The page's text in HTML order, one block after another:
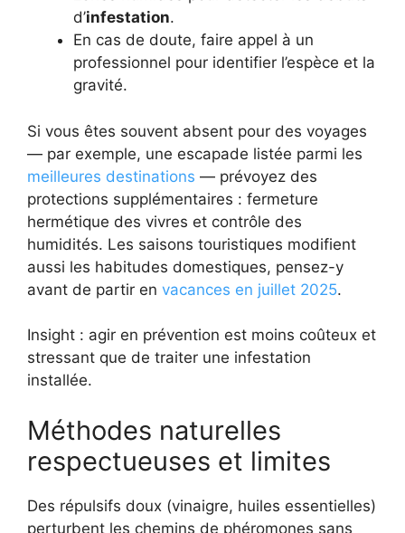
d’infestation.
En cas de doute, faire appel à un
professionnel pour identifier l’espèce et la
gravité.
Si vous êtes souvent absent pour des voyages
— par exemple, une escapade listée parmi les
meilleures destinations — prévoyez des
protections supplémentaires : fermeture
hermétique des vivres et contrôle des
humidités. Les saisons touristiques modifient
aussi les habitudes domestiques, pensez-y
avant de partir en vacances en juillet 2025.
Insight : agir en prévention est moins coûteux et
stressant que de traiter une infestation
installée.
Méthodes naturelles
respectueuses et limites
Des répulsifs doux (vinaigre, huiles essentielles)
perturbent les chemins de phéromones sans